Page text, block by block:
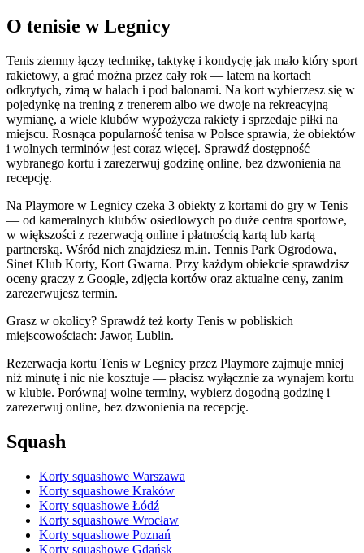
O tenisie w Legnicy
Tenis ziemny łączy technikę, taktykę i kondycję jak mało który sport
rakietowy, a grać można przez cały rok — latem na kortach
odkrytych, zimą w halach i pod balonami. Na kort wybierzesz się w
pojedynkę na trening z trenerem albo we dwoje na rekreacyjną
wymianę, a wiele klubów wypożycza rakiety i sprzedaje piłki na
miejscu. Rosnąca popularność tenisa w Polsce sprawia, że obiektów
i wolnych terminów jest coraz więcej. Sprawdź dostępność
wybranego kortu i zarezerwuj godzinę online, bez dzwonienia na
recepcję.
Na Playmore w Legnicy czeka 3 obiekty z kortami do gry w Tenis
— od kameralnych klubów osiedlowych po duże centra sportowe,
w większości z rezerwacją online i płatnością kartą lub kartą
partnerską. Wśród nich znajdziesz m.in. Tennis Park Ogrodowa,
Sinet Klub Korty, Kort Gwarna. Przy każdym obiekcie sprawdzisz
oceny graczy z Google, zdjęcia kortów oraz aktualne ceny, zanim
zarezerwujesz termin.
Grasz w okolicy? Sprawdź też korty Tenis w pobliskich
miejscowościach: Jawor, Lublin.
Rezerwacja kortu Tenis w Legnicy przez Playmore zajmuje mniej
niż minutę i nic nie kosztuje — płacisz wyłącznie za wynajem kortu
w klubie. Porównaj wolne terminy, wybierz dogodną godzinę i
zarezerwuj online, bez dzwonienia na recepcję.
Squash
Korty squashowe Warszawa
Korty squashowe Kraków
Korty squashowe Łódź
Korty squashowe Wrocław
Korty squashowe Poznań
Korty squashowe Gdańsk